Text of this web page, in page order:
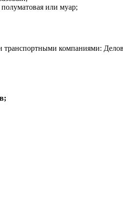
или муар;
компаниями: